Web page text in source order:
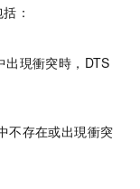
：
出現衝突時，DTS
不存在或出現衝突